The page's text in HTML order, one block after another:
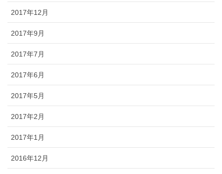
2017年12月
2017年9月
2017年7月
2017年6月
2017年5月
2017年2月
2017年1月
2016年12月